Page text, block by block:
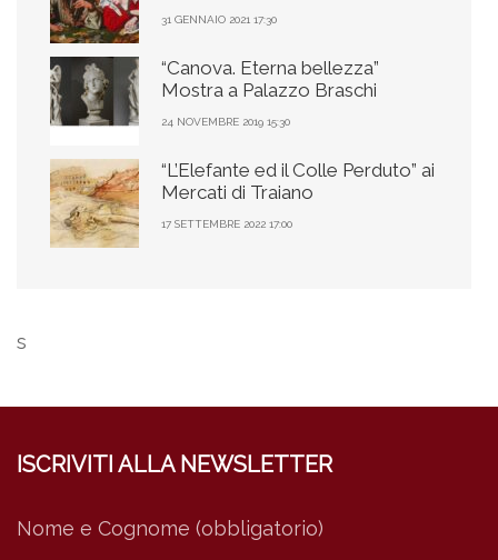
31 GENNAIO 2021 17:30
“Canova. Eterna bellezza”
Mostra a Palazzo Braschi
24 NOVEMBRE 2019 15:30
“L’Elefante ed il Colle Perduto” ai
Mercati di Traiano
17 SETTEMBRE 2022 17:00
s
ISCRIVITI ALLA NEWSLETTER
Nome e Cognome (obbligatorio)